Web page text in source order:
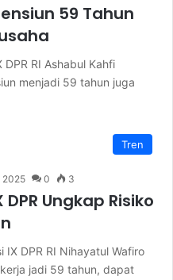
59 Tahun
RI Ashabul Kahfi
menjadi 59 tahun juga
Tren
2025 0 3
Ungkap Risiko
IX DPR RI Nihayatul Wafiro
jadi 59 tahun, dapat